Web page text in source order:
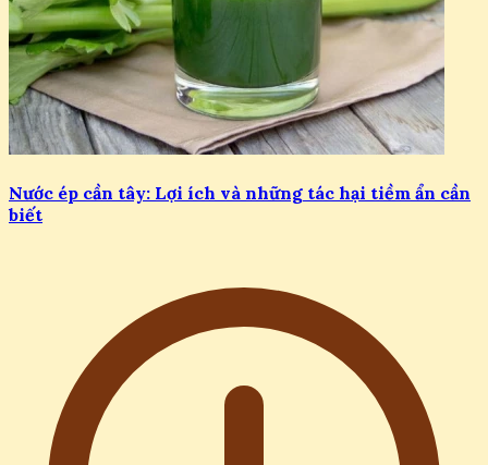
Nước ép cần tây: Lợi ích và những tác hại tiềm ẩn cần
biết